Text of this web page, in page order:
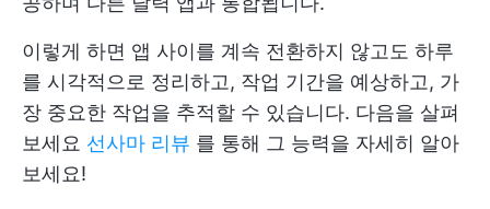
이렇게 하면 앱 사이를 계속 전환하지 않고도 하루
를 시각적으로 정리하고, 작업 기간을 예상하고, 가
장 중요한 작업을 추적할 수 있습니다. 다음을 살펴
보세요 선사마 리뷰 를 통해 그 능력을 자세히 알아
보세요!